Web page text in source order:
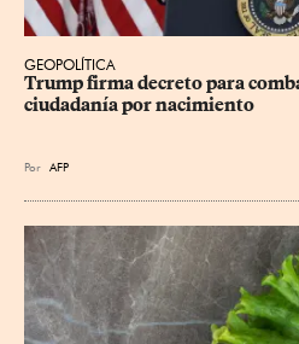
GEOPOLÍTICA
Trump firma decreto para
ciudadanía por nacimiento
Por AFP